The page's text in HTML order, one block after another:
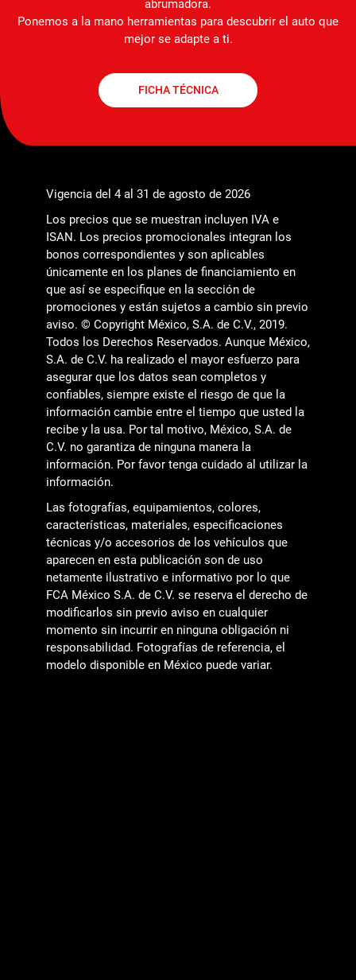
abrumadora.
Ponemos a la mano herramientas para descubrir el auto que
mejor se adapte a ti.
FICHA TÉCNICA
Vigencia del 4 al 31 de agosto de 2026
Los precios que se muestran incluyen IVA e
ISAN. Los precios promocionales integran los
bonos correspondientes y son aplicables
únicamente en los planes de financiamiento en
que así se especifique en la sección de
promociones y están sujetos a cambio sin previo
aviso. © Copyright México, S.A. de C.V., 2019.
Todos los Derechos Reservados. Aunque México,
S.A. de C.V. ha realizado el mayor esfuerzo para
asegurar que los datos sean completos y
confiables, siempre existe el riesgo de que la
información cambie entre el tiempo que usted la
recibe y la usa. Por tal motivo, México, S.A. de
C.V. no garantiza de ninguna manera la
información. Por favor tenga cuidado al utilizar la
información.
Las fotografías, equipamientos, colores,
características, materiales, especificaciones
técnicas y/o accesorios de los vehículos que
aparecen en esta publicación son de uso
netamente ilustrativo e informativo por lo que
FCA México S.A. de C.V. se reserva el derecho de
modificarlos sin previo aviso en cualquier
momento sin incurrir en ninguna obligación ni
responsabilidad. Fotografías de referencia, el
modelo disponible en México puede variar.